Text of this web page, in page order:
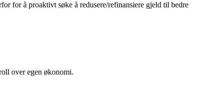
for å proaktivt søke å redusere/refinansiere gjeld til bedre
over egen økonomi.